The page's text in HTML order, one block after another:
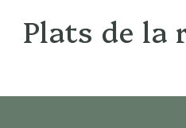
Plats de la